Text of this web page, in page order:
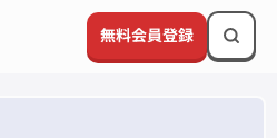
無料会員登録